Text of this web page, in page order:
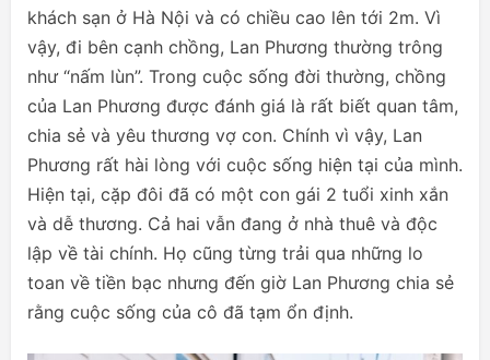
khách sạn ở Hà Nội và có chiều cao lên tới 2m. Vì
vậy, đi bên cạnh chồng, Lan Phương thường trông
như “nấm lùn”. Trong cuộc sống đời thường, chồng
của Lan Phương được đánh giá là rất biết quan tâm,
chia sẻ và yêu thương vợ con. Chính vì vậy, Lan
Phương rất hài lòng với cuộc sống hiện tại của mình.
Hiện tại, cặp đôi đã có một con gái 2 tuổi xinh xắn
và dễ thương. Cả hai vẫn đang ở nhà thuê và độc
lập về tài chính. Họ cũng từng trải qua những lo
toan về tiền bạc nhưng đến giờ Lan Phương chia sẻ
rằng cuộc sống của cô đã tạm ổn định.